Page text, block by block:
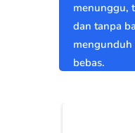
menunggu,
dan tanpa
mengunduh
bebas.